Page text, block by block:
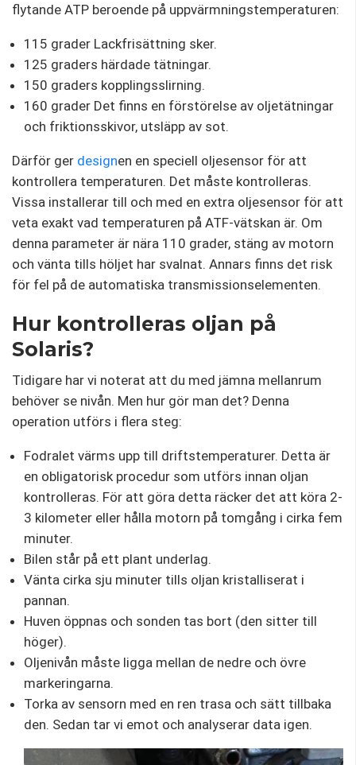
flytande ATP beroende på uppvärmningstemperaturen:
115 grader Lackfrisättning sker.
125 graders härdade tätningar.
150 graders kopplingsslirning.
160 grader Det finns en förstörelse av oljetätningar
och friktionsskivor, utsläpp av sot.
Därför ger designen en speciell oljesensor för att
kontrollera temperaturen. Det måste kontrolleras.
Vissa installerar till och med en extra oljesensor för att
veta exakt vad temperaturen på ATF-vätskan är. Om
denna parameter är nära 110 grader, stäng av motorn
och vänta tills höljet har svalnat. Annars finns det risk
för fel på de automatiska transmissionselementen.
Hur kontrolleras oljan på
Solaris?
Tidigare har vi noterat att du med jämna mellanrum
behöver se nivån. Men hur gör man det? Denna
operation utförs i flera steg:
Fodralet värms upp till driftstemperaturer. Detta är
en obligatorisk procedur som utförs innan oljan
kontrolleras. För att göra detta räcker det att köra 2-
3 kilometer eller hålla motorn på tomgång i cirka fem
minuter.
Bilen står på ett plant underlag.
Vänta cirka sju minuter tills oljan kristalliserat i
pannan.
Huven öppnas och sonden tas bort (den sitter till
höger).
Oljenivån måste ligga mellan de nedre och övre
markeringarna.
Torka av sensorn med en ren trasa och sätt tillbaka
den. Sedan tar vi emot och analyserar data igen.